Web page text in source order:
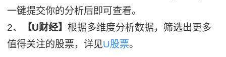
一键提交你的分析后即可查看。
2、
【U财经】根据多维度分析数据，筛选出更多
值得关注的股票，详见U股票。